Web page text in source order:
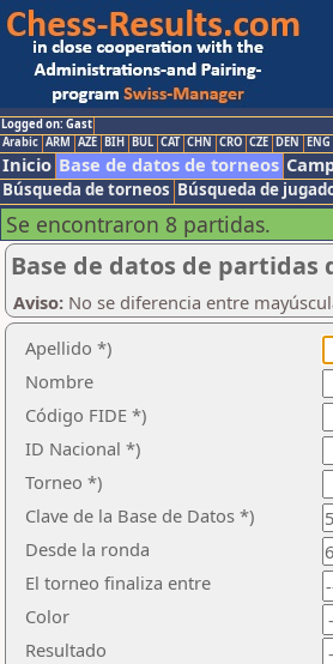
Logged on: Gast
Arabic ARM AZE BIH BUL CAT CHN CRO CZE DEN ENG
Inicio Base de datos de torneos
Búsqueda de torneos Búsqueda de
Se encontraron 8 partidas.
Base de datos de partidas
Aviso: No se diferencia entre
Apellido *)
Nombre
Código FIDE *)
ID Nacional *)
Torneo *)
Clave de la Base de Datos *)
Desde la ronda
El torneo finaliza entre
Color
Resultado